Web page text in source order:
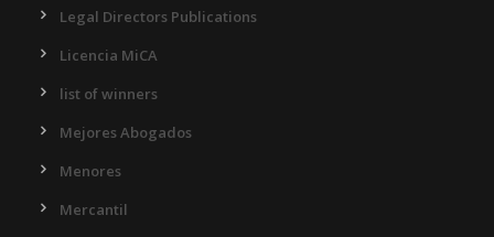
Legal Directors Publications
Licencia MiCA
list of winners
Mejores Abogados
Menores
Mercantil